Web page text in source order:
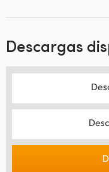
Descargas